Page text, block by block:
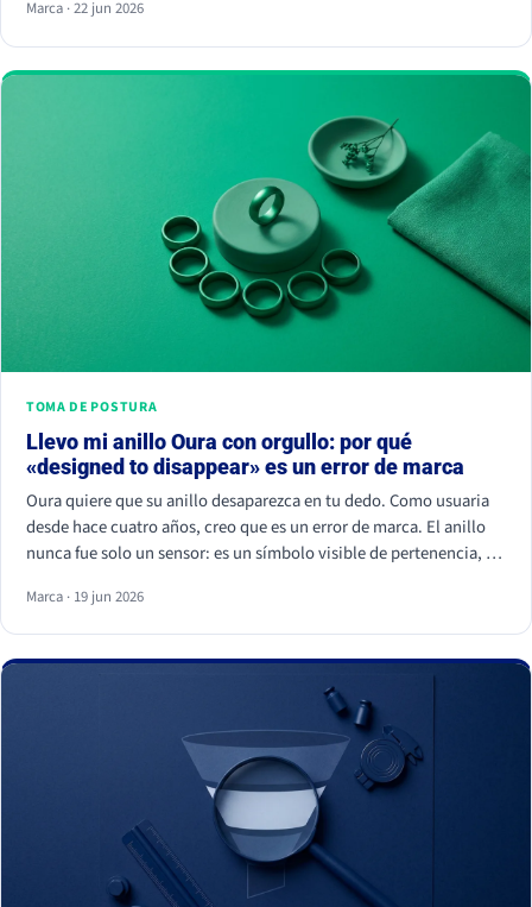
por elegirte: Kantar calcula que las marcas percibidas como
significativamente diferentes consiguen que se pague hasta un
38% más.
Marca · 22 jun 2026
TOMA DE POSTURA
Llevo mi anillo Oura con orgullo: por qué
«designed to disappear» es un error de marca
Oura quiere que su anillo desaparezca en tu dedo. Como usuaria
desde hace cuatro años, creo que es un error de marca. El anillo
nunca fue solo un sensor: es un símbolo visible de pertenencia, un
símbolo, apagas a la comunidad que lo hizo valer.
Marca · 19 jun 2026